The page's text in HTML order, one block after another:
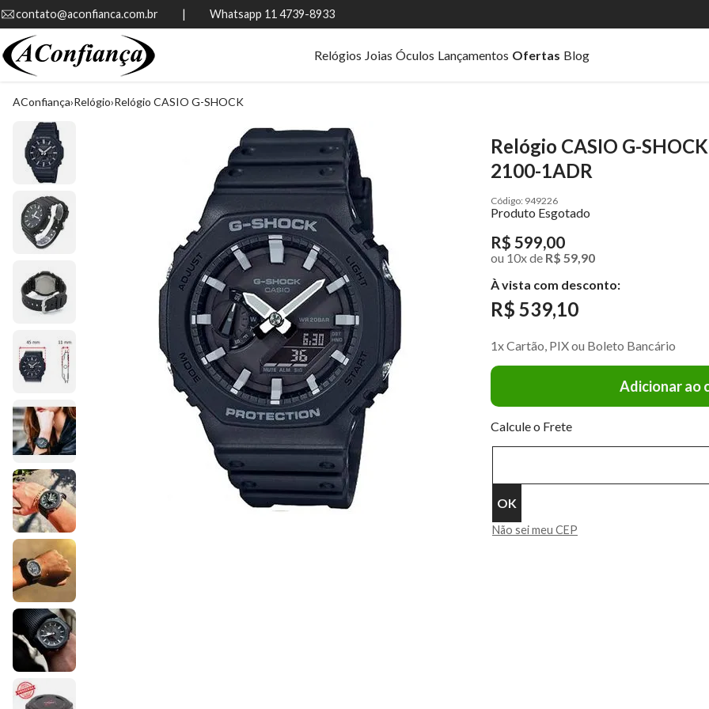
contato@aconfianca.com.br          |          Whatsapp 11 4739-8933
Relógios Joias Óculos Lançamentos Ofertas Blog
AConfiança Relógio Relógio CASIO G-SHOCK
Relógio CASIO G-
2100-1ADR
949226
Produto Esgotado
R$ 599,00
ou 10xde R$ 59,90
À vista com desconto:
R$ 539,10
1x Cartão, PIX ou Boleto Bancário
Adicionar ao
Calcule o Frete
Não sei meu CEP